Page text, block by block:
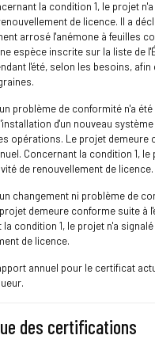
la condition 1, le projet
de licence. Il a
arrosé l'anémone à feuilles
espèce inscrite sur la liste de
l'été, selon les besoins,
problème de conformité n'a
d'un nouveau
opérations. Le projet demeure
Concernant la condition 1,
de renouvellement de licence.
changement ni problème de
demeure conforme suite à
la condition 1, le projet n'a
de licence.
annuel pour le certificat
des certifications